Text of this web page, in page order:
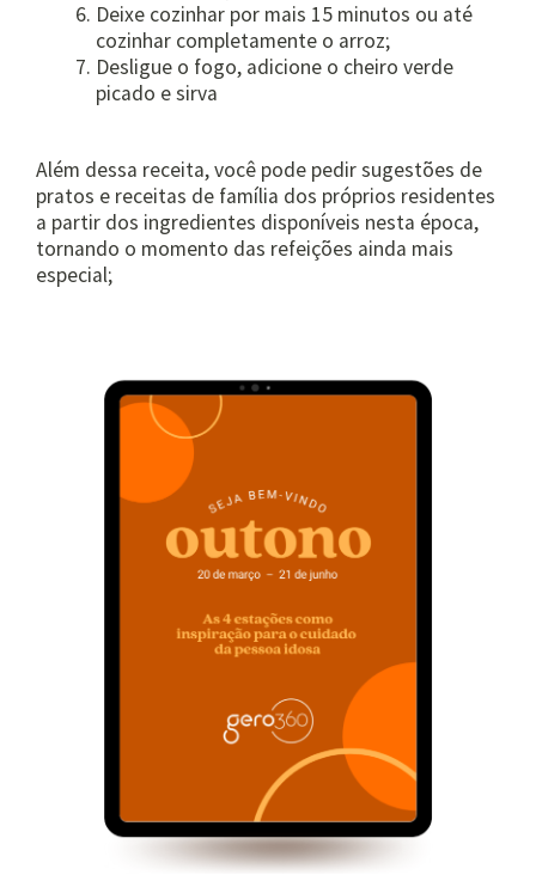
Deixe cozinhar por mais 15 minutos ou até
cozinhar completamente o arroz;
Desligue o fogo, adicione o cheiro verde
picado e sirva
Além dessa receita, você pode pedir sugestões de
pratos e receitas de família dos próprios residentes
a partir dos ingredientes disponíveis nesta época,
tornando o momento das refeições ainda mais
especial;